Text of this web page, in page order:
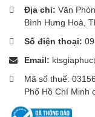
🔋 Pin
Máy sử dụng pin
Bơm lại
Bơm đầy nhiều
Hoạt động độc
Địa chỉ: Văn
Bình Hưng Hoà,
Số điện thoại:
Email:
Mã số thuế:
Phố Hồ Chí Minh